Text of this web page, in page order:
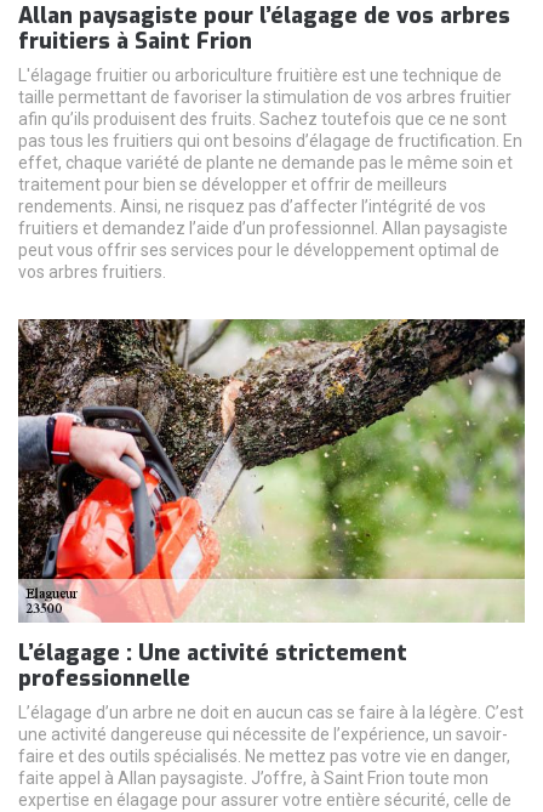
Allan paysagiste pour l’élagage de vos arbres
fruitiers à Saint Frion
L'élagage fruitier ou arboriculture fruitière est une technique de
taille permettant de favoriser la stimulation de vos arbres fruitier
afin qu’ils produisent des fruits. Sachez toutefois que ce ne sont
pas tous les fruitiers qui ont besoins d’élagage de fructification. En
effet, chaque variété de plante ne demande pas le même soin et
traitement pour bien se développer et offrir de meilleurs
rendements. Ainsi, ne risquez pas d’affecter l’intégrité de vos
fruitiers et demandez l’aide d’un professionnel. Allan paysagiste
peut vous offrir ses services pour le développement optimal de
vos arbres fruitiers.
L’élagage : Une activité strictement
professionnelle
L’élagage d’un arbre ne doit en aucun cas se faire à la légère. C’est
une activité dangereuse qui nécessite de l’expérience, un savoir-
faire et des outils spécialisés. Ne mettez pas votre vie en danger,
faite appel à Allan paysagiste. J’offre, à Saint Frion toute mon
expertise en élagage pour assurer votre entière sécurité, celle de